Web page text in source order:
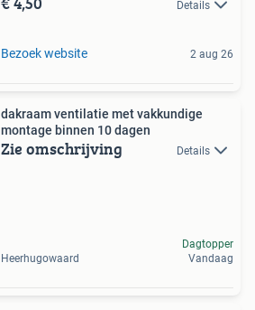
Details
Bezoek website 2 aug 26
dakraam ventilatie met vakkundige
montage binnen 10 dagen
Zie omschrijving Details
Heerhugowaard
Dagtopper
Vandaag